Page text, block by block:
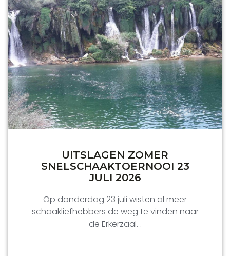
UITSLAGEN ZOMER
SNELSCHAAKTOERNOOI 23
JULI 2026
Op donderdag 23 juli wisten al meer
schaakliefhebbers de weg te vinden naar
de Erkerzaal. .